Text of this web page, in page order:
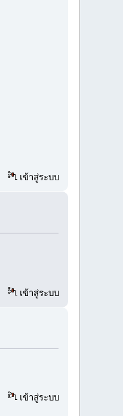
เข้าสู่ระบบ
เข้าสู่ระบบ
เข้าสู่ระบบ